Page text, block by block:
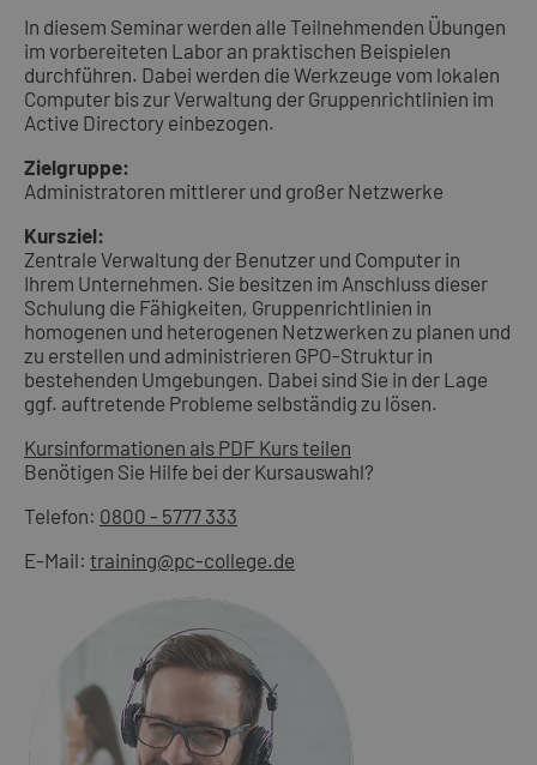
In diesem Seminar werden alle Teilnehmenden Übungen
im vorbereiteten Labor an praktischen Beispielen
durchführen. Dabei werden die Werkzeuge vom lokalen
Computer bis zur Verwaltung der Gruppenrichtlinien im
Active Directory einbezogen.
Zielgruppe:
Administratoren mittlerer und großer Netzwerke
Kursziel:
Zentrale Verwaltung der Benutzer und Computer in
Ihrem Unternehmen. Sie besitzen im Anschluss dieser
Schulung die Fähigkeiten, Gruppenrichtlinien in
homogenen und heterogenen Netzwerken zu planen und
zu erstellen und administrieren GPO-Struktur in
bestehenden Umgebungen. Dabei sind Sie in der Lage
ggf. auftretende Probleme selbständig zu lösen.
Kursinformationen als PDF Kurs teilen
Benötigen Sie Hilfe bei der Kursauswahl?
Telefon: 0800 - 5777 333
E-Mail: training@pc-college.de